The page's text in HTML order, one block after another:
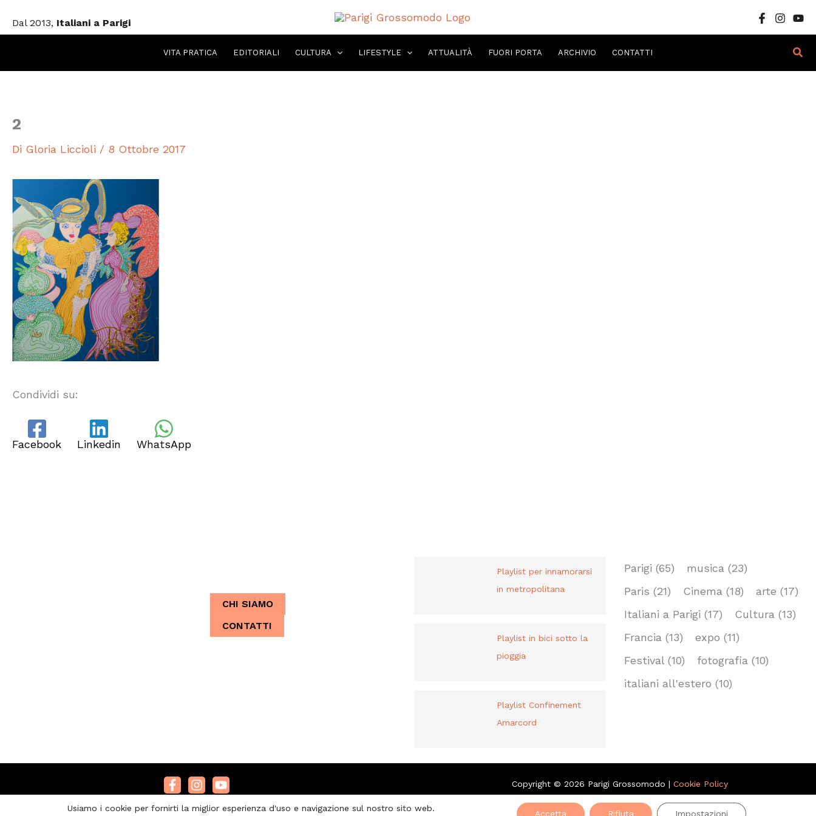
Dal 2013, Italiani a Parigi
VITA PRATICA EDITORIALI CULTURA LIFESTYLE ATTUALITÀ FUORI PORTA ARCHIVIO CONTATTI
2
Di Gloria Liccioli / 8 Ottobre 2017
Condividi su:
Facebook Linkedin WhatsApp
CHI SIAMO
CONTATTI
Playlist per innamorarsi
in metropolitana
Playlist in bici sotto la
pioggia
Playlist Confinement
Amarcord
Parigi (65) musica (23)
Paris (21) Cinema (18) arte (17)
Italiani a Parigi (17) Cultura (13)
Francia (13) expo (11)
Festival (10) fotografia (10)
italiani all'estero (10)
Copyright © 2026 Parigi Grossomodo | Cookie Policy
Usiamo i cookie per fornirti la miglior esperienza d'uso e navigazione sul nostro sito web.
Accetta Rifiuta Impostazioni